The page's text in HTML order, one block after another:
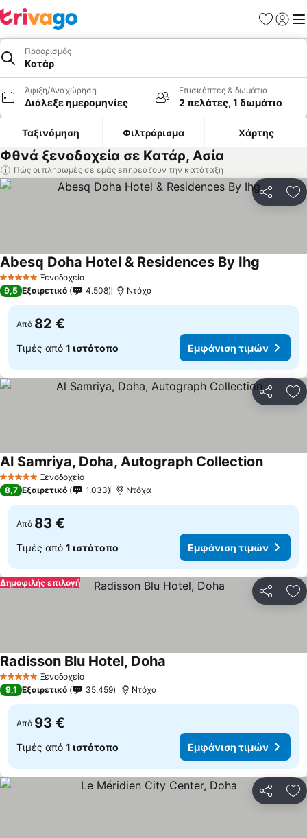
Προορισμός
Κατάρ
Άφιξη/Αναχώρηση
Διάλεξε ημερομηνίες
Επισκέπτες & δωμάτια
2 πελάτες, 1 δωμάτιο
Ταξινόμηση Φιλτράρισμα Χάρτης
Φθνά ξενοδοχεία σε Κατάρ, Ασία
Πώς οι πληρωμές σε εμάς επηρεάζουν την κατάταξη
5 Αστέρια Ξενοδοχείο
Abesq Doha Hotel & Residences By Ihg
9,5 Εξαιρετικό 4.508 Ντόχα
Από 82 €
Τιμές από 1 ιστότοπο Εμφάνιση τιμών
5 Αστέρια Ξενοδοχείο
Al Samriya, Doha, Autograph Collection
8,7 Εξαιρετικό 1.033 Ντόχα
Από 83 €
Τιμές από 1 ιστότοπο Εμφάνιση τιμών
Δημοφιλής επιλογή
5 Αστέρια Ξενοδοχείο
Radisson Blu Hotel, Doha
9,1 Εξαιρετικό 35.459 Ντόχα
Από 93 €
Τιμές από 1 ιστότοπο Εμφάνιση τιμών